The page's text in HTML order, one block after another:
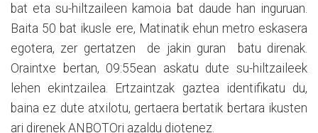
bat eta su-hiltzaileen kamoia bat daude han inguruan.
Baita 50 bat ikusle ere, Matinatik ehun metro eskasera
egotera, zer gertatzen de jakin guran batu direnak.
Oraintxe bertan, 09:55ean askatu dute su-hiltzaileek
lehen ekintzailea. Ertzaintzak gaztea identifikatu du,
baina ez dute atxilotu, gertaera bertatik bertara ikusten
ari direnek ANBOTOri azaldu diotenez.